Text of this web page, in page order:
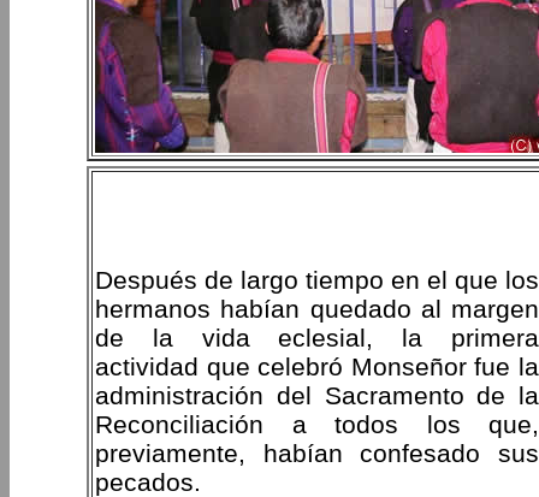
Después de largo tiempo en el que los
hermanos habían quedado al margen
de la vida eclesial, la primera
actividad que celebró Monseñor fue la
administración del Sacramento de la
Reconciliación a todos los que,
previamente, habían confesado sus
pecados.